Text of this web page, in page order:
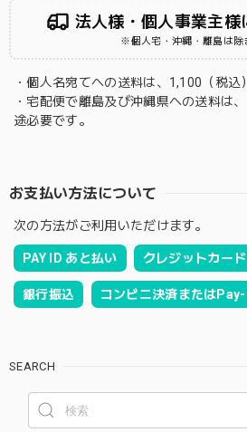
法人様・個人事業主様
※個人宅・沖縄・離島は除
・個人名宛てへの送料は、1,100（税込
・宅配便で離島及び沖縄県への送料は
途必要です。
お支払い方法について
次の方法がご利用いただけます。
PAY ID あと払い クレジットカード
銀行振込 コンビニ決済または
SEARCH